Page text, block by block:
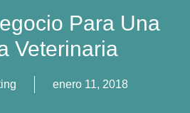
Para Una
Veterinaria
enero 11, 2018